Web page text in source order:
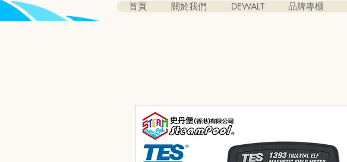
首頁 關於我們 DEWALT 品牌專櫃